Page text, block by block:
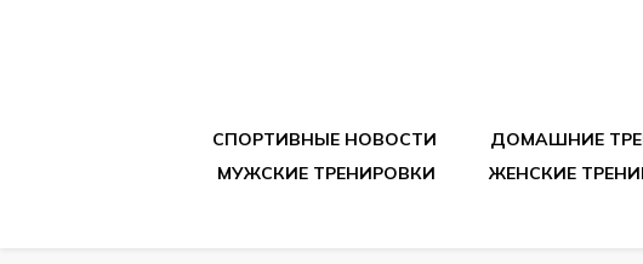
СПОРТИВНЫЕ НОВОСТИ ДОМАШНИЕ
МУЖСКИЕ ТРЕНИРОВКИ
ЖЕНСКИЕ